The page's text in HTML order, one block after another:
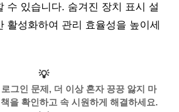
수 있습니다. 숨겨진 장치 표시 설
활성화하여 관리 효율성을 높이세
💡
그인 문제, 더 이상 혼자 끙끙 앓지 마
을 확인하고 속 시원하게 해결하세요.